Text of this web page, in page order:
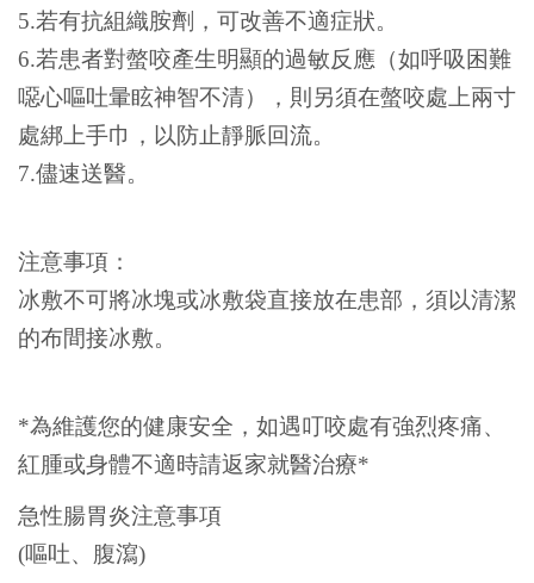
5.若有抗組織胺劑，可改善不適症狀。
6.若患者對螫咬產生明顯的過敏反應（如呼吸困難
噁心嘔吐暈眩神智不清），則另須在螫咬處上兩寸
處綁上手巾，以防止靜脈回流。
7.儘速送醫。
注意事項：
冰敷不可將冰塊或冰敷袋直接放在患部，須以清潔
的布間接冰敷。
*為維護您的健康安全，如遇叮咬處有強烈疼痛、
紅腫或身體不適時請返家就醫治療*
急性腸胃炎注意事項
(嘔吐、腹瀉)